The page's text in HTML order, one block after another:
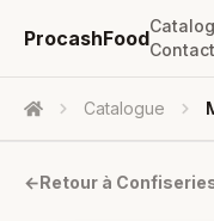
ProcashFoodContact
Accueil Catalogue
←Retour à